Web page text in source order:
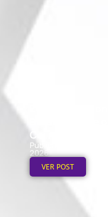
Cai no Atacado
Publicado em: 7 de
2026
VER POST